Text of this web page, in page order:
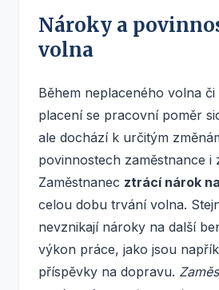
Nároky a
volna
Během neplaceného volna
placení se pracovní poměr
ale dochází k určitým
povinnostech zaměstnance i
Zaměstnanec ztrácí nárok
celou dobu trvání volna.
nevznikají nároky na další
výkon práce, jako jsou
příspěvky na dopravu.